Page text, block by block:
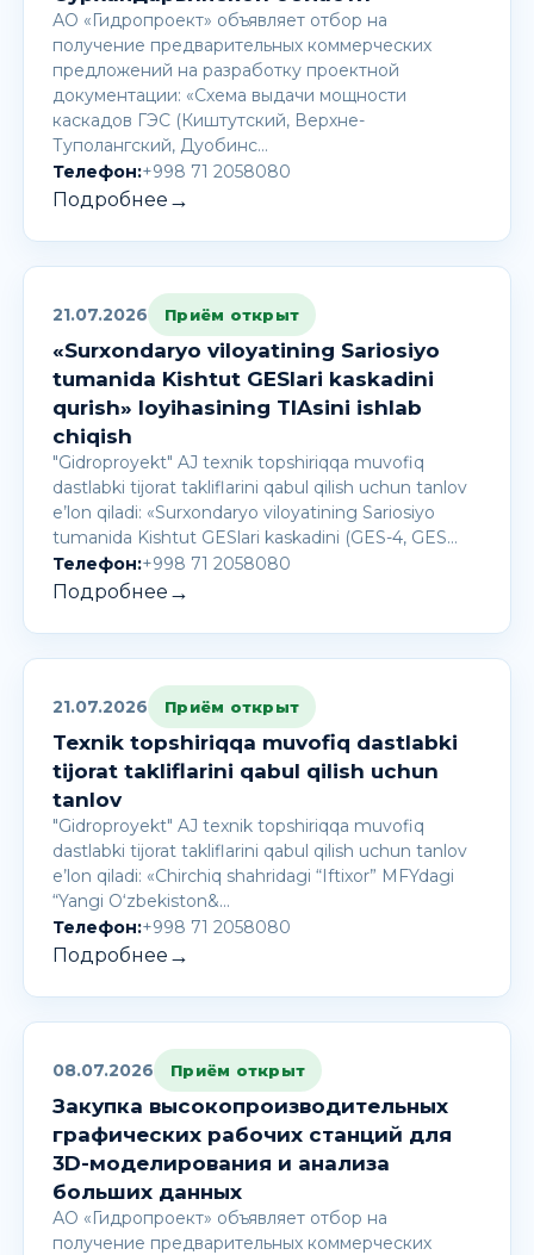
АО «Гидропроект» объявляет отбор на
получение предварительных коммерческих
предложений на разработку проектной
документации: «Схема выдачи мощности
каскадов ГЭС (Киштутский, Верхне-
Туполангский, Дуобинс…
Телефон:+998 71 2058080
Подробнее →
21.07.2026 Приём открыт
«Surxondaryo viloyatining Sariosiyo
tumanida Kishtut GESlari kaskadini
qurish» loyihasining TIAsini ishlab
chiqish
"Gidroproyekt" AJ texnik topshiriqqa muvofiq
dastlabki tijorat takliflarini qabul qilish uchun tanlov
e’lon qiladi: «Surxondaryo viloyatining Sariosiyo
tumanida Kishtut GESlari kaskadini (GES-4, GES…
Телефон:+998 71 2058080
Подробнее →
21.07.2026 Приём открыт
Texnik topshiriqqa muvofiq dastlabki
tijorat takliflarini qabul qilish uchun
tanlov
"Gidroproyekt" AJ texnik topshiriqqa muvofiq
dastlabki tijorat takliflarini qabul qilish uchun tanlov
e’lon qiladi: «Chirchiq shahridagi “Iftixor” MFYdagi
“Yangi O‘zbekiston&…
Телефон:+998 71 2058080
Подробнее →
08.07.2026 Приём открыт
Закупка высокопроизводительных
графических рабочих станций для
3D-моделирования и анализа
больших данных
АО «Гидропроект» объявляет отбор на
получение предварительных коммерческих